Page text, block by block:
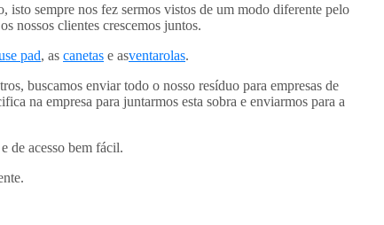
isto sempre nos fez sermos vistos de um modo diferente pelo
nossos clientes crescemos juntos.
pad, as canetas e asventarolas.
buscamos enviar todo o nosso resíduo para empresas de
na empresa para juntarmos esta sobra e enviarmos para a
de acesso bem fácil.